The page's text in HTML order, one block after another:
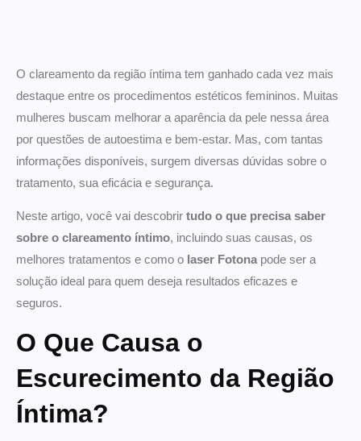
O clareamento da região íntima tem ganhado cada vez mais
destaque entre os procedimentos estéticos femininos. Muitas
mulheres buscam melhorar a aparência da pele nessa área
por questões de autoestima e bem-estar. Mas, com tantas
informações disponíveis, surgem diversas dúvidas sobre o
tratamento, sua eficácia e segurança.
Neste artigo, você vai descobrir tudo o que precisa saber
sobre o clareamento íntimo, incluindo suas causas, os
melhores tratamentos e como o laser Fotona pode ser a
solução ideal para quem deseja resultados eficazes e
seguros.
O Que Causa o
Escurecimento da Região
Íntima?